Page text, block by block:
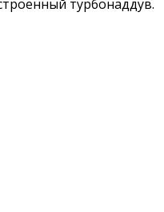
турбонаддув.